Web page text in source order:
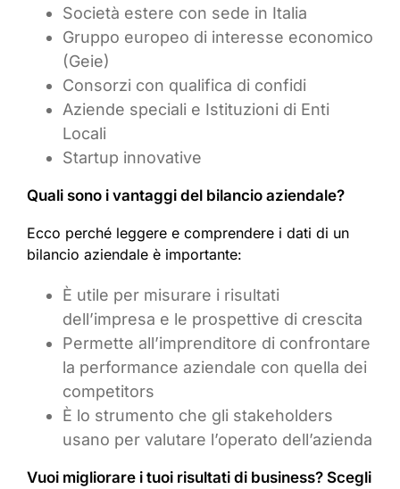
Società estere con sede in Italia
Gruppo europeo di interesse economico
(Geie)
Consorzi con qualifica di confidi
Aziende speciali e Istituzioni di Enti
Locali
Startup innovative
Quali sono i vantaggi del bilancio aziendale?
Ecco perché leggere e comprendere i dati di un
bilancio aziendale è importante:
È utile per misurare i risultati
dell’impresa e le prospettive di crescita
Permette all’imprenditore di confrontare
la performance aziendale con quella dei
competitors
È lo strumento che gli stakeholders
usano per valutare l’operato dell’azienda
Vuoi migliorare i tuoi risultati di business? Scegli